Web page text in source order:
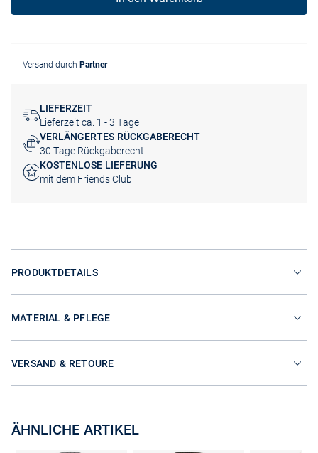
Versand durch Partner
LIEFERZEIT
Lieferzeit ca. 1 - 3 Tage
VERLÄNGERTES RÜCKGABERECHT
30 Tage Rückgaberecht
KOSTENLOSE LIEFERUNG
mit dem Friends Club
PRODUKTDETAILS
MATERIAL & PFLEGE
VERSAND & RETOURE
ÄHNLICHE ARTIKEL